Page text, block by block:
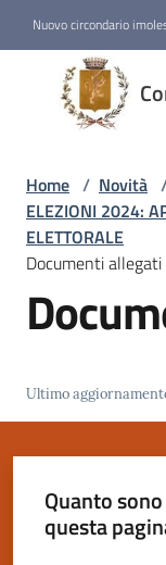
Nuovo circondario
di
Dozza
Amministrazione
Novità
Menu selezionato
Dozza
Home / Novità
ELEZIONI 2024:
ELETTORALE
Documenti allegati
Ultimo
Quanto
questa